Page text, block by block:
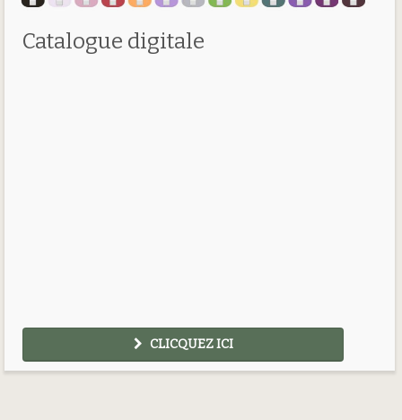
Catalogue digitale
CLICQUEZ ICI